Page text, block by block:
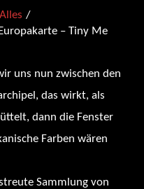
Alles
– Tiny Me
uns nun zwischen den
das wirkt, als
dann die Fenster
Farben wären
Sammlung von